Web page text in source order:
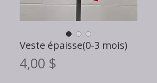
Veste épaisse(0-3 mois)
4,00 $